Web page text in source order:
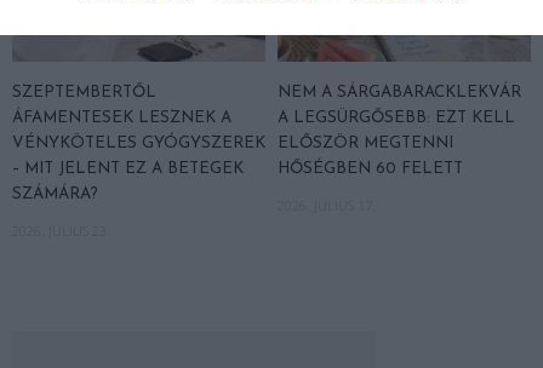
SZEPTEMBERTŐL
ÁFAMENTESEK LESZNEK A
VÉNYKÖTELES GYÓGYSZEREK
– MIT JELENT EZ A BETEGEK
SZÁMÁRA?
NEM A SÁRGABARACKLEKVÁR
A LEGSÜRGŐSEBB: EZT KELL
ELŐSZÖR MEGTENNI
HŐSÉGBEN 60 FELETT